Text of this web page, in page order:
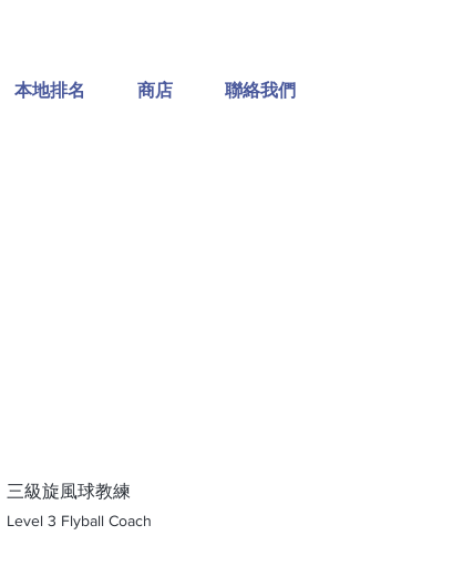
本地排名 商店 聯絡我們
三級旋風球教練
Level 3 Flyball Coach